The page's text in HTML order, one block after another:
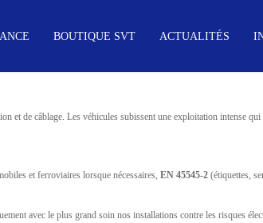
BOUTIQUE SVT ACTUALITÉS
et de câblage. Les véhicules subissent une exploitation intense
et ferroviaires lorsque nécessaires, EN 45545-2 (étiquettes,
avec le plus grand soin nos installations contre les risques